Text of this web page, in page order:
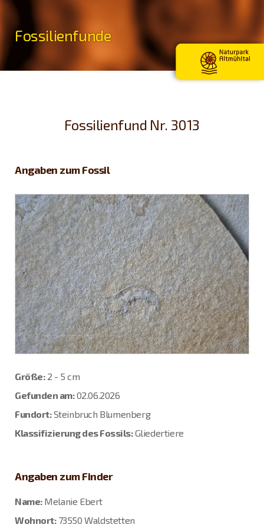
Fossilienfunde
Fossilienfund Nr. 3013
Angaben zum Fossil
Größe:2 - 5 cm
Gefunden am:02.06.2026
Fundort:Steinbruch Blumenberg
Klassifizierung des Fossils:Gliedertiere
Angaben zum Finder
Name:Melanie Ebert
Wohnort:73550 Waldstetten